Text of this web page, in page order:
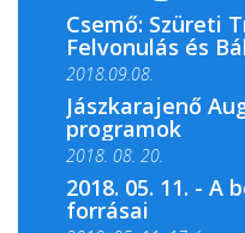
Csemő: Szüreti
Felvonulás és
2018.09.08.
Jászkarajenő
programok
2018. 08. 20.
2018. 05. 11. - A
forrásai